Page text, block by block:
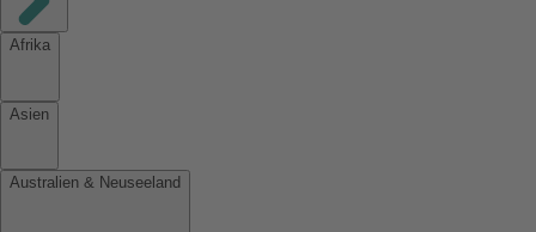
Afrika
Asien
Australien & Neuseeland